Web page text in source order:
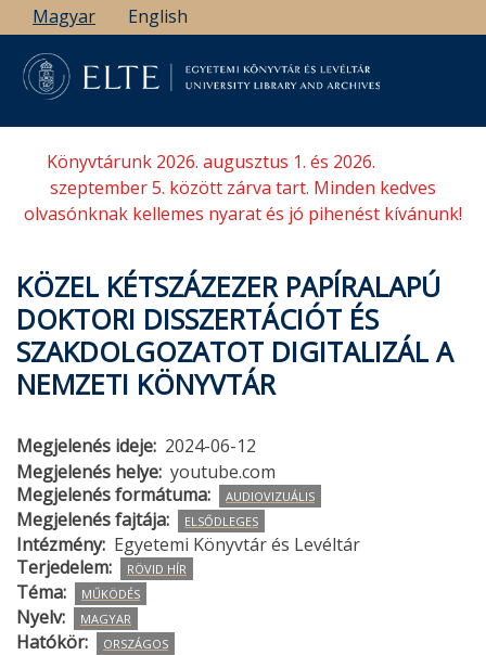
Ugrás
a
tartalomra
Magyar English
Könyvtárunk 2026. augusztus 1. és 2026.
szeptember 5. között zárva tart. Minden kedves
olvasónknak kellemes nyarat és jó pihenést kívánunk!
KÖZEL KÉTSZÁZEZER PAPÍRALAPÚ
DOKTORI DISSZERTÁCIÓT ÉS
SZAKDOLGOZATOT DIGITALIZÁL A
NEMZETI KÖNYVTÁR
Megjelenés ideje 2024-06-12
Megjelenés helye youtube.com
Megjelenés formátuma
AUDIOVIZUÁLIS
Megjelenés fajtája ELSŐDLEGES
Intézmény Egyetemi Könyvtár és Levéltár
Terjedelem
RÖVID HÍR
Téma MŰKÖDÉS
Nyelv MAGYAR
Hatókör ORSZÁGOS